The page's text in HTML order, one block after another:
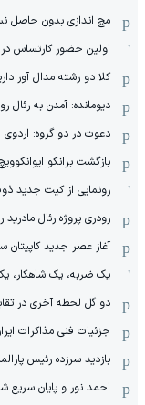
مچ اندازی بدون حاصل
اولین حضور کارتساس در
کلا دو‌ رشته مدال آور
دیومانده: آمدن به
دعوت در دو گروه:
بازگشت برانکو
رونمایی از کیت جدید
رودری پروژه رئال مادرید
آغاز عصر جدید
یک ضربه، یک شاهکار،
دو گل لحظه آخری در
جزئیات فنی مذاکرات
بازدید سرزده رئیس
احمد نور و پایان